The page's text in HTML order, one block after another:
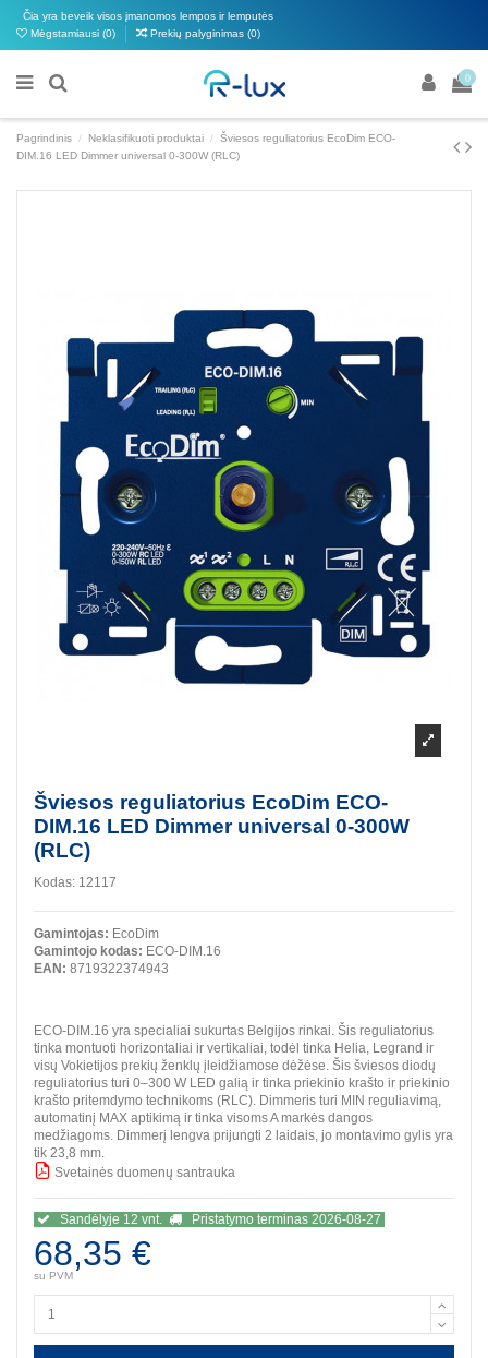
Čia yra beveik visos įmanomos lempos ir lemputės
Mėgstamiausi (0) Prekių palyginimas (0)
0
Pagrindinis Neklasifikuoti produktai
Šviesos reguliatorius EcoDim ECO-
DIM.16 LED Dimmer universal 0-300W (RLC)
Šviesos reguliatorius EcoDim ECO-
DIM.16 LED Dimmer universal 0-300W
(RLC)
Kodas: 12117
Gamintojas: EcoDim
Gamintojo kodas: ECO-DIM.16
EAN: 8719322374943
ECO-DIM.16 yra specialiai sukurtas Belgijos rinkai. Šis reguliatorius
tinka montuoti horizontaliai ir vertikaliai, todėl tinka Helia, Legrand ir
visų Vokietijos prekių ženklų įleidžiamose dėžėse. Šis šviesos diodų
reguliatorius turi 0–300 W LED galią ir tinka priekinio krašto ir priekinio
krašto pritemdymo technikoms (RLC). Dimmeris turi MIN reguliavimą,
automatinį MAX aptikimą ir tinka visoms A markės dangos
medžiagoms. Dimmerį lengva prijungti 2 laidais, jo montavimo gylis yra
tik 23,8 mm.
Svetainės duomenų santrauka
Sandėlyje 12 vnt. Pristatymo terminas 2026-08-27
68,35 €
su PVM